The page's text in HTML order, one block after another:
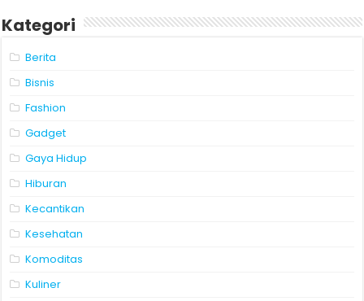
Kategori
Berita
Bisnis
Fashion
Gadget
Gaya Hidup
Hiburan
Kecantikan
Kesehatan
Komoditas
Kuliner